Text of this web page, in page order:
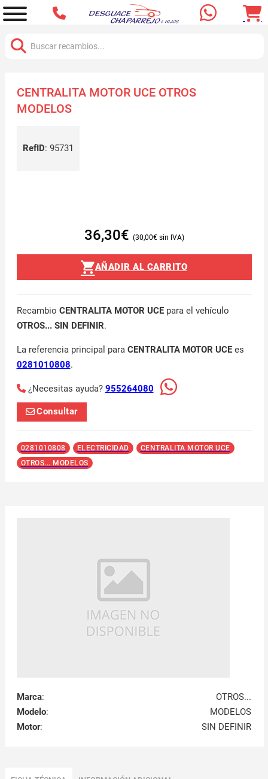
CENTRALITA MOTOR UCE OTROS
MODELOS
RefID: 95731
36,30€ 30,00€
AÑADIR AL CARRITO
Recambio CENTRALITA MOTOR UCEpara el vehículo
OTROS... SIN DEFINIR.
La referencia principal para CENTRALITA MOTOR UCEes
0281010808.
¿Necesitas ayuda? 955264080
Consultar
0281010808 ELECTRICIDAD
CENTRALITA MOTOR UCE
OTROS... MODELOS
Marca:
OTROS...
Modelo:
MODELOS
Motor: SIN DEFINIR